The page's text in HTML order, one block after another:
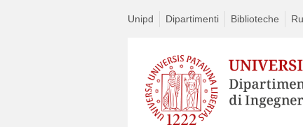
Unipd Dipartimenti Biblioteche